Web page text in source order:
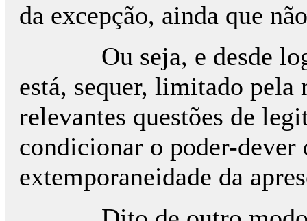
da excepção, ainda que
Ou seja, e desde logo,
está, sequer, limitado pela
relevantes questões de
condicionar o poder-dever
extemporaneidade da